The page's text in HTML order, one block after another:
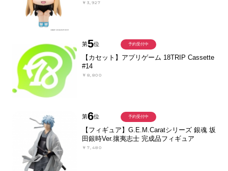
￥3,927
第5位
【カセット】アプリゲーム 18TRIP Cassette
#14
￥8,800
予約受付中
第6位
【フィギュア】G.E.M.Caratシリーズ 銀魂 坂
田銀時Ver.攘夷志士 完成品フィギュア
￥7,480
予約受付中